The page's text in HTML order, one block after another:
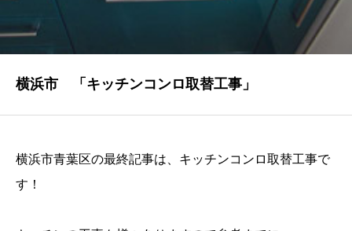
Q&A
よくあるご質問
ENTRY
PRIVACY POLICY
個人情報保護方針
横浜市 「キッチンコンロ取替工事」
横浜市青葉区の最終記事は、キッチンコンロ取替工事で
す！